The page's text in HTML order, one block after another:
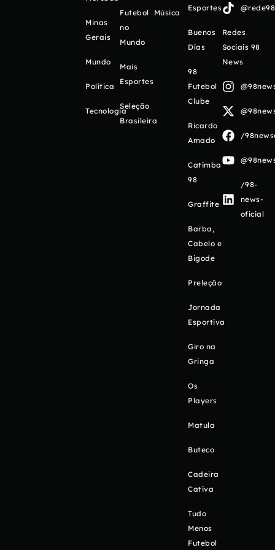
Minas
Gerais
Mundo
Política
Tecnologia
Futebol
no
Mundo
Mais
Esportes
Seleção
Brasileira
Música
Esportes
Buenos
Días
98
Futebol
Clube
Ricardo
Amado
Catimba
98
Graffite
Barba,
Cabelo e
Bigode
Preleção
Jornada
Esportiva
Giro na
Gringa
Os
Players
Matula
Buteco
Cadeira
Cativa
Tudo
Menos
Futebol
Redes
Sociais 98
News
/
/98-
news-
oficial